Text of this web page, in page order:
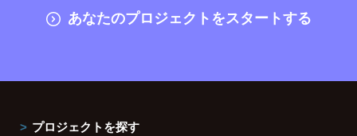
あなたのプロジェクトをスタートする
プロジェクトを探す